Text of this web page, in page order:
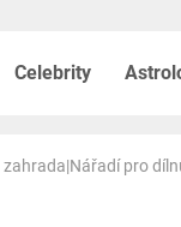
Celebrity
zahrada|Nářadí pro